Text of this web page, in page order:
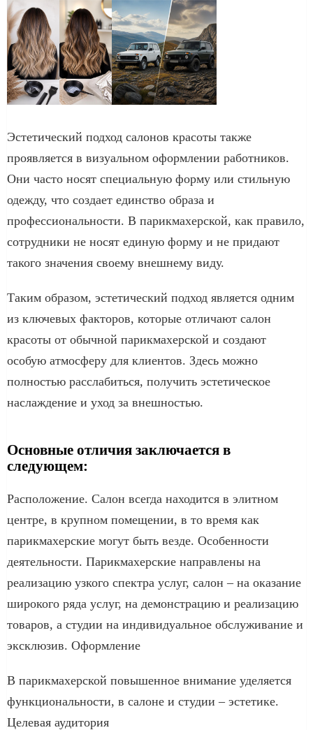
Эстетический подход салонов красоты также
проявляется в визуальном оформлении работников.
Они часто носят специальную форму или стильную
одежду, что создает единство образа и
профессиональности. В парикмахерской, как правило,
сотрудники не носят единую форму и не придают
такого значения своему внешнему виду.
Таким образом, эстетический подход является одним
из ключевых факторов, которые отличают салон
красоты от обычной парикмахерской и создают
особую атмосферу для клиентов. Здесь можно
полностью расслабиться, получить эстетическое
наслаждение и уход за внешностью.
Основные отличия заключается в
следующем:
Расположение. Салон всегда находится в элитном
центре, в крупном помещении, в то время как
парикмахерские могут быть везде. Особенности
деятельности. Парикмахерские направлены на
реализацию узкого спектра услуг, салон – на оказание
широкого ряда услуг, на демонстрацию и реализацию
товаров, а студии на индивидуальное обслуживание и
эксклюзив. Оформление
В парикмахерской повышенное внимание уделяется
функциональности, в салоне и студии – эстетике.
Целевая аудитория